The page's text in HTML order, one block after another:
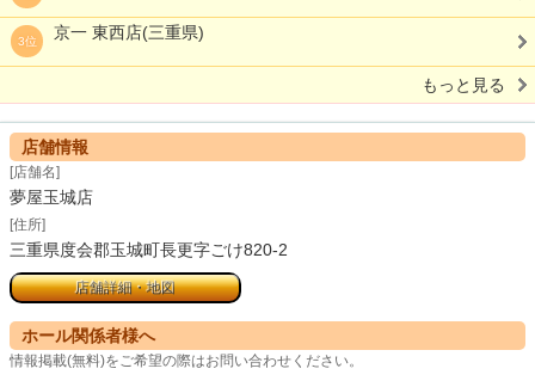
3位 京一 東西店(三重県)
もっと見る
店舗情報
[店舗名]
夢屋玉城店
[住所]
三重県度会郡玉城町長更字ごけ820-2
店舗詳細・地図
ホール関係者様へ
情報掲載(無料)をご希望の際はお問い合わせください。